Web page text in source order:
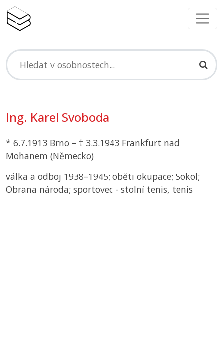
Ing. Karel Svoboda
* 6.7.1913 Brno – † 3.3.1943 Frankfurt nad
Mohanem (Německo)
válka a odboj 1938–1945; oběti okupace; Sokol;
Obrana národa; sportovec - stolní tenis, tenis